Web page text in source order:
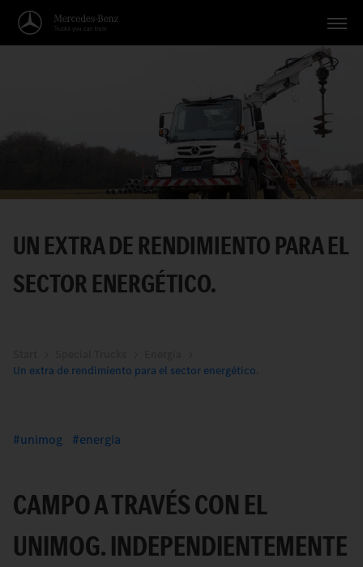
Español
UN EXTRA DE RENDIMIENTO PARA EL
SECTOR ENERGÉTICO.
Un extra de rendimiento para el sector energético.
unimog energia
CAMPO A TRAVÉS CON EL
UNIMOG. INDEPENDIENTEMENTE